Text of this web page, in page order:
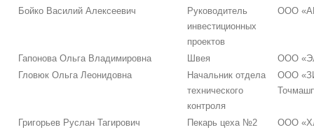
Бойко Василий Алексеевич
Руководитель
инвестиционных
проектов
ООО
Гапонова Ольга Владимировна Швея
ООО
Гловюк Ольга Леонидовна
Начальник отдела
технического
контроля
ООО
Григорьев Руслан Тагирович Пекарь цеха №2
ООО